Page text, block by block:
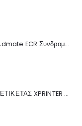
Cloud Ταμειακή Μηχανή Admate ECR Συνδρομή 12 μηνών
ΘΕΡΜΙΚΟΣ ΕΚΤΥΠΩΤΗΣ ΕΤΙΚΕΤΑΣ XPRINTER XP-420B